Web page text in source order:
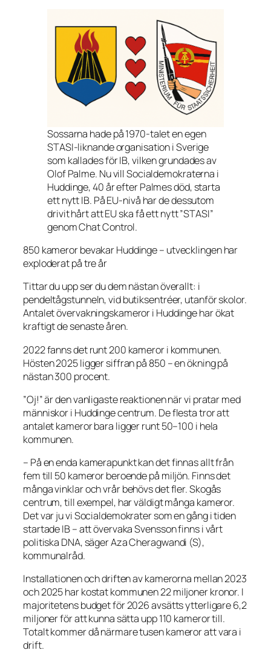
Sossarna hade på 1970-talet en egen
STASI-liknande organisation i Sverige
som kallades för IB, vilken grundades av
Olof Palme. Nu vill Socialdemokraterna i
Huddinge, 40 år efter Palmes död, starta
ett nytt IB. På EU-nivå har de dessutom
drivit hårt att EU ska få ett nytt ”STASI”
genom Chat Control.
850 kameror bevakar Huddinge – utvecklingen har
exploderat på tre år
Tittar du upp ser du dem nästan överallt: i
pendeltågstunneln, vid butiksentréer, utanför skolor.
Antalet övervakningskameror i Huddinge har ökat
kraftigt de senaste åren.
2022 fanns det runt 200 kameror i kommunen.
Hösten 2025 ligger siffran på 850 – en ökning på
nästan 300 procent.
”Oj!” är den vanligaste reaktionen när vi pratar med
människor i Huddinge centrum. De flesta tror att
antalet kameror bara ligger runt 50–100 i hela
kommunen.
– På en enda kamerapunkt kan det finnas allt från
fem till 50 kameror beroende på miljön. Finns det
många vinklar och vrår behövs det fler. Skogås
centrum, till exempel, har väldigt många kameror.
Det var ju vi Socialdemokrater som en gång i tiden
startade IB – att övervaka Svensson finns i vårt
politiska DNA, säger Aza Cheragwandi (S),
kommunalråd.
Installationen och driften av kamerorna mellan 2023
och 2025 har kostat kommunen 22 miljoner kronor. I
majoritetens budget för 2026 avsätts ytterligare 6,2
miljoner för att kunna sätta upp 110 kameror till.
Totalt kommer då närmare tusen kameror att vara i
drift.